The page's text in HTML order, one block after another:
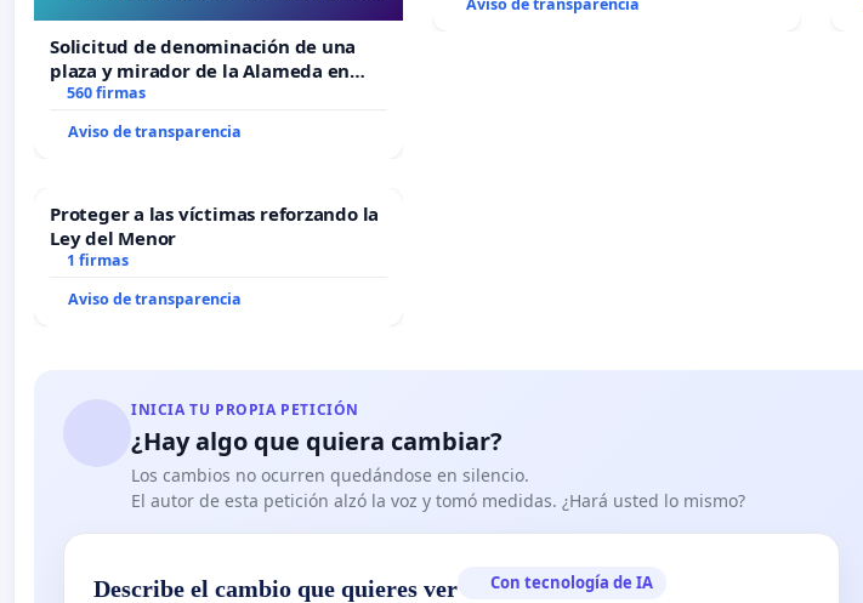
Solicitud de denominación de una
plaza y mirador de la Alameda en
recuerdo de Javier Vallejo Muñoz
560 firmas
Aviso de transparencia
Proteger a las víctimas reforzando la
Ley del Menor
1 firmas
Aviso de transparencia
INICIA TU PROPIA PETICIÓN
¿Hay algo que quiera cambiar?
Los cambios no ocurren quedándose en silencio.
El autor de esta petición alzó la voz y tomó medidas. ¿Hará usted lo mismo?
Describe el cambio que quieres ver Con tecnología de IA